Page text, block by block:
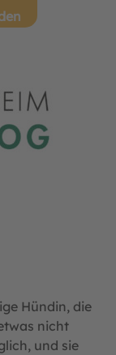
Hündin, die
nicht
und sie